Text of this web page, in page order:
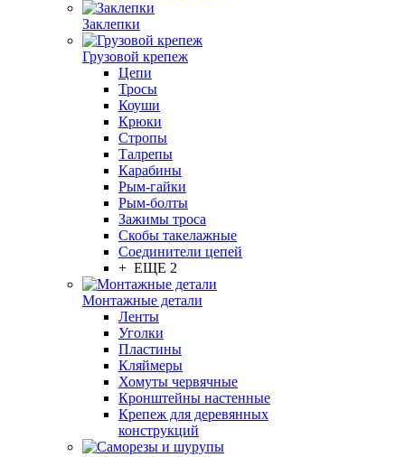
Заклепки
Грузовой крепеж
Цепи
Тросы
Коуши
Крюки
Стропы
Талрепы
Карабины
Рым-гайки
Рым-болты
Зажимы троса
Скобы такелажные
Соединители цепей
+ ЕЩЕ 2
Монтажные детали
Ленты
Уголки
Пластины
Кляймеры
Хомуты червячные
Кронштейны настенные
Крепеж для деревянных
конструкций